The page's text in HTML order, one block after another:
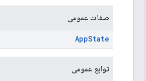
صفات عمومی
AppState
توابع عمومی